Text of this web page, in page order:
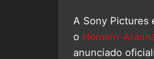
A Sony Pictures
o Homem-
anunciado